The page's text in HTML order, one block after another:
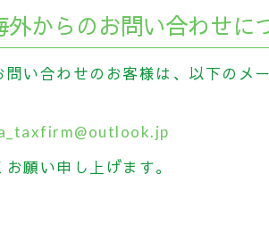
外からのお問い合わせに
問い合わせのお客様は、以下のメ
願い申し上げます。